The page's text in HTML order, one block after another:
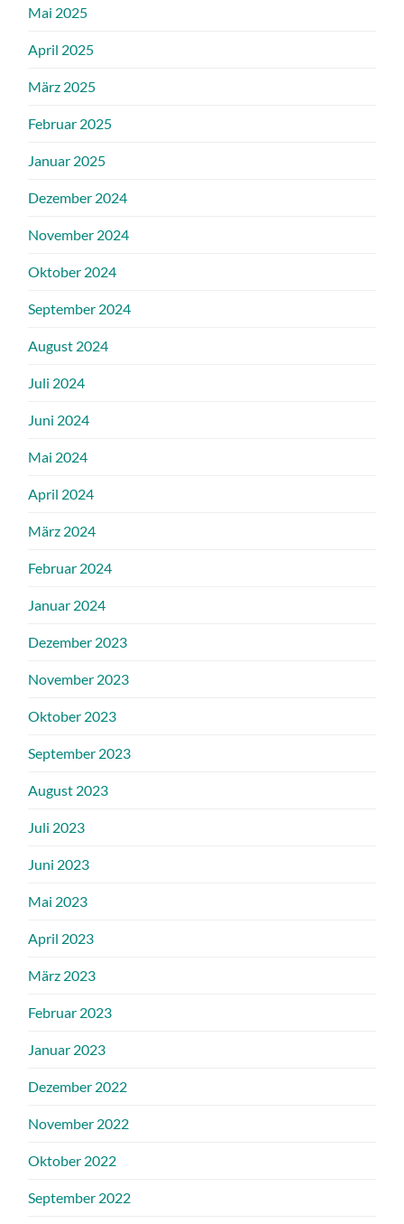
Mai 2025
April 2025
März 2025
Februar 2025
Januar 2025
Dezember 2024
November 2024
Oktober 2024
September 2024
August 2024
Juli 2024
Juni 2024
Mai 2024
April 2024
März 2024
Februar 2024
Januar 2024
Dezember 2023
November 2023
Oktober 2023
September 2023
August 2023
Juli 2023
Juni 2023
Mai 2023
April 2023
März 2023
Februar 2023
Januar 2023
Dezember 2022
November 2022
Oktober 2022
September 2022